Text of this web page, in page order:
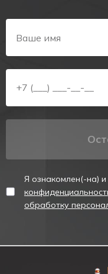
подсветка.
аккумуляторную
модификациях с
режиме – 1,5 часа.
Для контроля за
Я ознакомлен(-на) и
обработку